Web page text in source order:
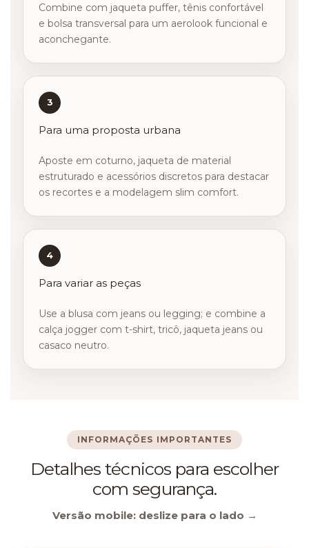
Combine com jaqueta puffer, tênis confortável
e bolsa transversal para um aerolook funcional e
aconchegante.
3
Para uma proposta urbana
Aposte em coturno, jaqueta de material
estruturado e acessórios discretos para destacar
os recortes e a modelagem slim comfort.
4
Para variar as peças
Use a blusa com jeans ou legging; e combine a
calça jogger com t-shirt, tricô, jaqueta jeans ou
casaco neutro.
INFORMAÇÕES IMPORTANTES
Detalhes técnicos para escolher
com segurança.
Versão mobile: deslize para o lado →